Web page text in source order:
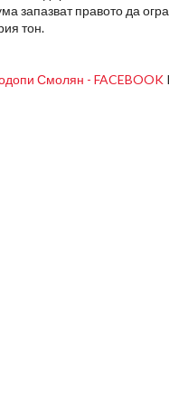
запазват правото да
тон.
Смолян - FACEBOOK I